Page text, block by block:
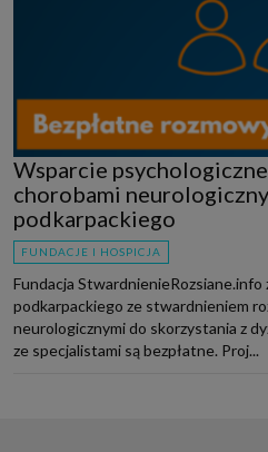
Wsparcie
chorobami
podkarpackiego
FUNDACJE I HOSPICJA
Fundacja
podkarpackiego ze stwardnieniem
neurologicznymi do skorzystania z
ze specjalistami są bezpłatne. Proj...